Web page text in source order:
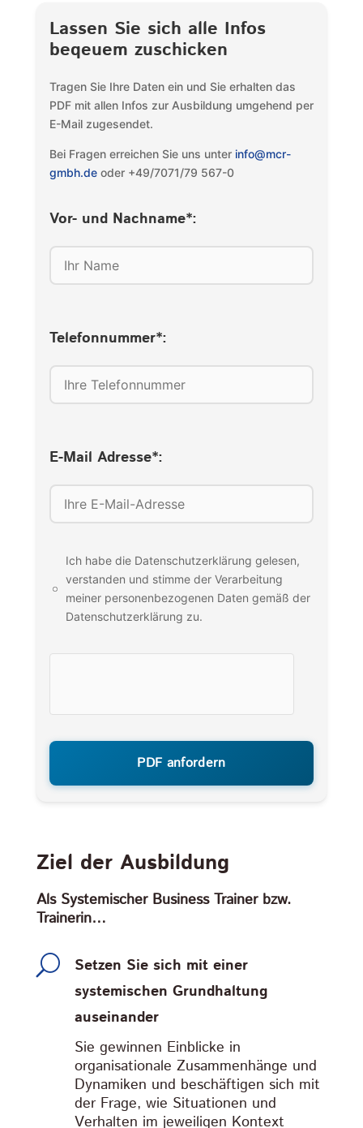
Lassen Sie sich alle Infos
beqeuem zuschicken
Tragen Sie Ihre Daten ein und Sie erhalten das
PDF mit allen Infos zur Ausbildung umgehend per
E-Mail zugesendet.
Bei Fragen erreichen Sie uns unter info@mcr-
gmbh.deoder +49/7071/79 567-0
Vor- und Nachname*:
Telefonnummer*:
E-Mail Adresse*:
Ich habe die Datenschutzerklärung gelesen,
verstanden und stimme der Verarbeitung
meiner personenbezogenen Daten gemäß der
Datenschutzerklärung zu.
Ziel der Ausbildung
Als Systemischer Business Trainer bzw.
Trainerin…
U
Setzen Sie sich mit einer
systemischen Grundhaltung
auseinander
Sie gewinnen Einblicke in
organisationale Zusammenhänge und
Dynamiken und beschäftigen sich mit
der Frage, wie Situationen und
Verhalten im jeweiligen Kontext